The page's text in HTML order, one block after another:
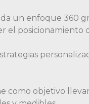
un enfoque 360
el posicionamiento
como objetivo